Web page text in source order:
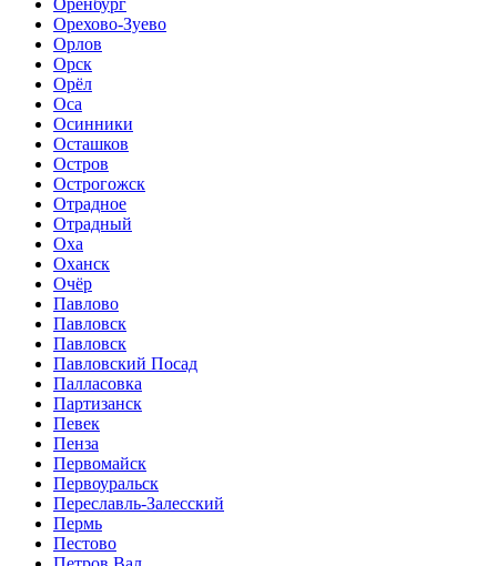
Орехово-Зуево
Орлов
Орск
Орёл
Оса
Осинники
Осташков
Остров
Острогожск
Отрадное
Отрадный
Оха
Оханск
Очёр
Павлово
Павловск
Павловск
Павловский Посад
Палласовка
Партизанск
Певек
Пенза
Первомайск
Первоуральск
Переславль-Залесский
Пермь
Пестово